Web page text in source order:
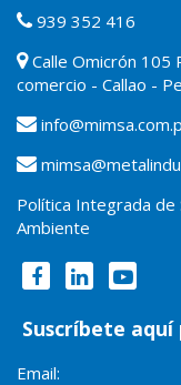
939 352 416
Calle Omicrón 105
comercio - Callao -
Política Integrada de
Ambiente
Suscríbete
Email: